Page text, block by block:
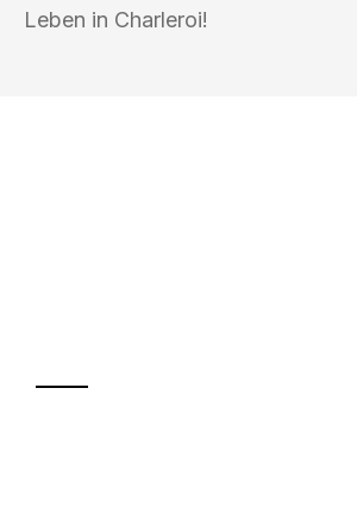
Leben in Charleroi!